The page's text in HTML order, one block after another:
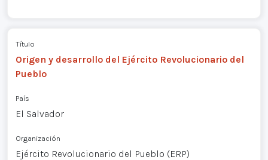
Título
Origen y desarrollo del Ejército Revolucionario del
Pueblo
País
El Salvador
Organización
Ejército Revolucionario del Pueblo (ERP)